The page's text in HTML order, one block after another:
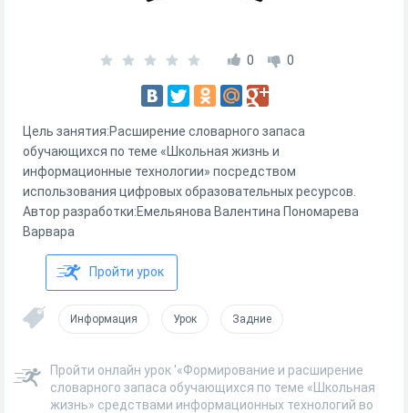
0 0
Цель занятия:Расширение словарного запаса
обучающихся по теме «Школьная жизнь и
информационные технологии» посредством
использования цифровых образовательных ресурсов.
Автор разработки:Емельянова Валентина Пономарева
Варвара
Пройти урок
Информация Урок Задние
Пройти онлайн урок '«Формирование и расширение
словарного запаса обучающихся по теме «Школьная
жизнь» средствами информационных технологий во